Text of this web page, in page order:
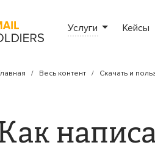
Услуги Кейсы
Весь контент Скачать и